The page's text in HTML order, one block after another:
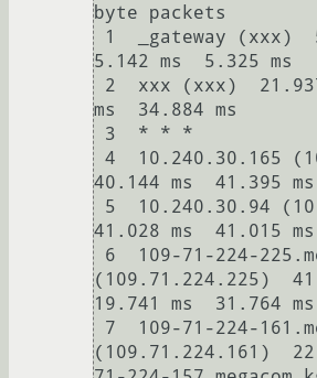
byte packets
5.142 ms  5.325 ms
ms  34.884 ms
40.144 ms  41.395
41.028 ms  41.015
(109.71.224.225)
19.741 ms  31.764 ms
(109.71.224.161)